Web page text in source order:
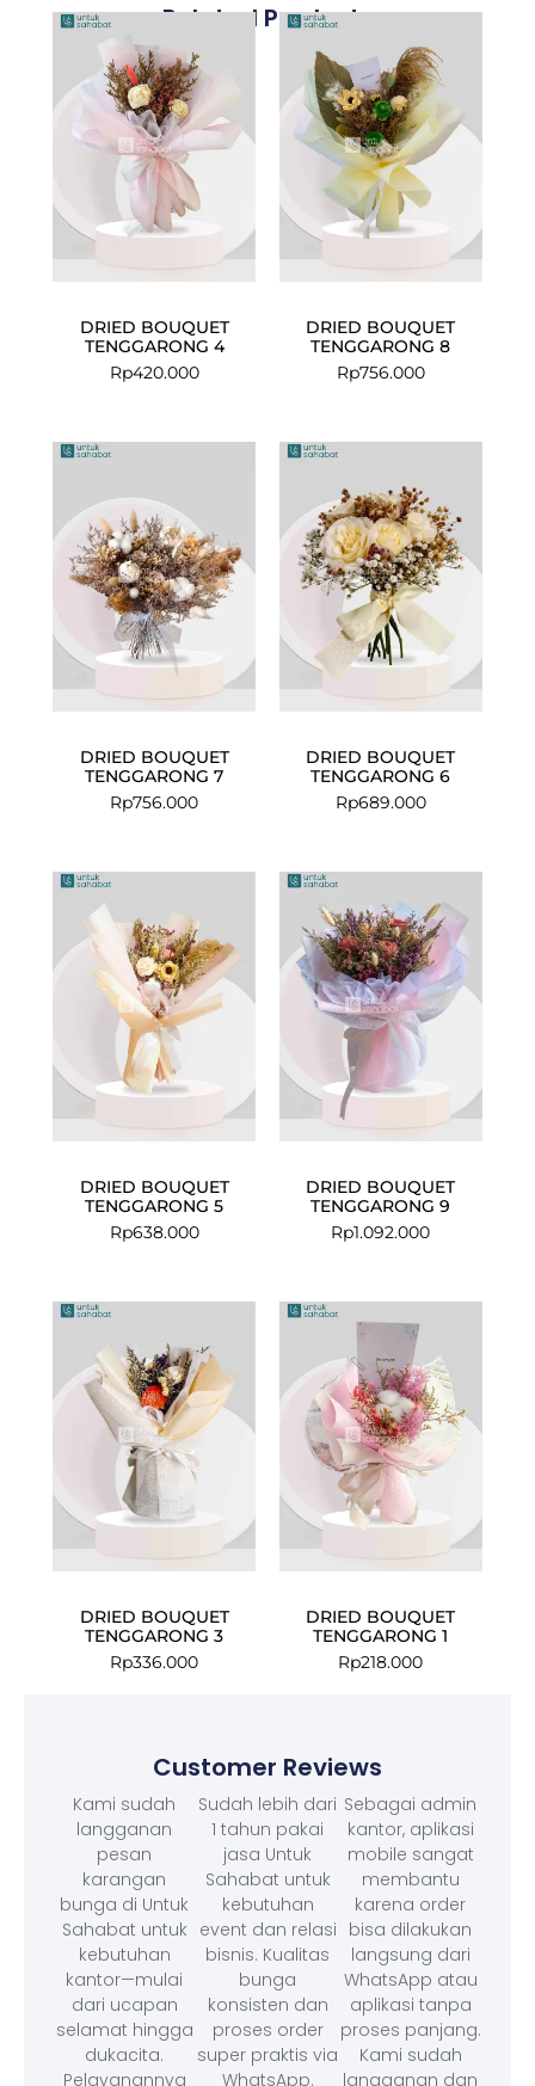
Related Products
DRIED BOUQUET
TENGGARONG 4
Rp420.000
DRIED BOUQUET
TENGGARONG 8
Rp756.000
DRIED BOUQUET
TENGGARONG 7
Rp756.000
DRIED BOUQUET
TENGGARONG 6
Rp689.000
DRIED BOUQUET
TENGGARONG 5
Rp638.000
DRIED BOUQUET
TENGGARONG 9
Rp1.092.000
DRIED BOUQUET
TENGGARONG 3
Rp336.000
DRIED BOUQUET
TENGGARONG 1
Rp218.000
Customer Reviews
Kami sudah
langganan
pesan
karangan
bunga di Untuk
Sahabat untuk
kebutuhan
kantor—mulai
dari ucapan
selamat hingga
dukacita.
Pelayanannya
Sudah lebih dari
1 tahun pakai
jasa Untuk
Sahabat untuk
kebutuhan
event dan relasi
bisnis. Kualitas
bunga
konsisten dan
proses order
super praktis via
WhatsApp.
Sebagai admin
kantor, aplikasi
mobile sangat
membantu
karena order
bisa dilakukan
langsung dari
WhatsApp atau
aplikasi tanpa
proses panjang.
Kami sudah
langganan dan